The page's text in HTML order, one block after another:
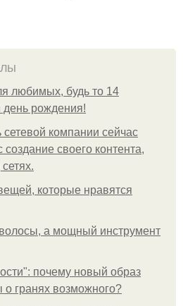
любимых, будь то 14
рождения!
сетевой компании сейчас
своего контента,
которые нравятся
а мощный инструмент
почему новый образ
гранях возможного?